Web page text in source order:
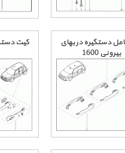
دستگیره دربهای
بیرونی 1600
کیت